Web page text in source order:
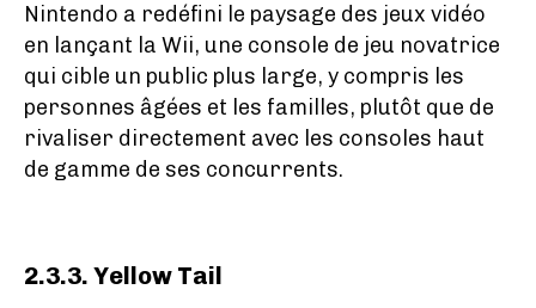
Nintendo a redéfini le paysage des jeux vidéo
en lançant la Wii, une console de jeu novatrice
qui cible un public plus large, y compris les
personnes âgées et les familles, plutôt que de
rivaliser directement avec les consoles haut
de gamme de ses concurrents.
2.3.3. Yellow Tail